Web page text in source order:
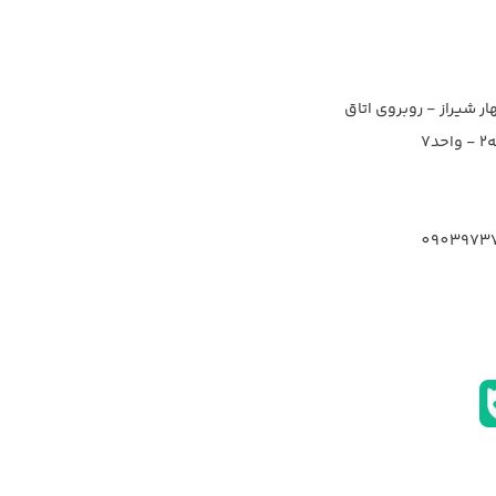
شیراز - روبروی اتاق